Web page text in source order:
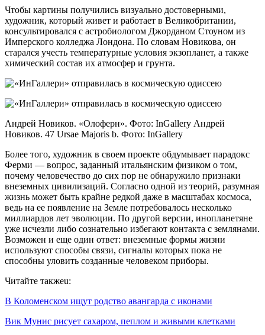
Чтобы картины получились визуально достоверными,
художник, который живет и работает в Великобритании,
консультировался с астробиологом Джорданом Стоуном из
Имперского колледжа Лондона. По словам Новикова, он
старался учесть температурные условия экзопланет, а также
химический состав их атмосфер и грунта.
Андрей Новиков. «Олоферн». Фото: InGallery Андрей
Новиков. 47 Ursae Majoris b. Фото: InGallery
Более того, художник в своем проекте обдумывает парадокс
Ферми — вопрос, заданный итальянским физиком о том,
почему человечество до сих пор не обнаружило признаки
внеземных цивилизаций. Согласно одной из теорий, разумная
жизнь может быть крайне редкой даже в масштабах космоса,
ведь на ее появление на Земле потребовалось несколько
миллиардов лет эволюции. По другой версии, инопланетяне
уже исчезли либо сознательно избегают контакта с землянами.
Возможен и еще один ответ: внеземные формы жизни
используют способы связи, сигналы которых пока не
способны уловить созданные человеком приборы.
Читайте такжеu:
В Коломенском ищут родство авангарда с иконами
Вик Мунис рисует сахаром, пеплом и живыми клетками